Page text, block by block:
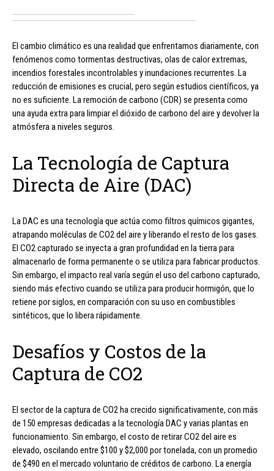
El cambio climático es una realidad que enfrentamos diariamente, con
fenómenos como tormentas destructivas, olas de calor extremas,
incendios forestales incontrolables y inundaciones recurrentes. La
reducción de emisiones es crucial, pero según estudios científicos, ya
no es suficiente. La remoción de carbono (CDR) se presenta como
una ayuda extra para limpiar el dióxido de carbono del aire y devolver la
atmósfera a niveles seguros.
La Tecnología de Captura
Directa de Aire (DAC)
La DAC es una tecnología que actúa como filtros químicos gigantes,
atrapando moléculas de CO2 del aire y liberando el resto de los gases.
El CO2 capturado se inyecta a gran profundidad en la tierra para
almacenarlo de forma permanente o se utiliza para fabricar productos.
Sin embargo, el impacto real varía según el uso del carbono capturado,
siendo más efectivo cuando se utiliza para producir hormigón, que lo
retiene por siglos, en comparación con su uso en combustibles
sintéticos, que lo libera rápidamente.
Desafíos y Costos de la
Captura de CO2
El sector de la captura de CO2 ha crecido significativamente, con más
de 150 empresas dedicadas a la tecnología DAC y varias plantas en
funcionamiento. Sin embargo, el costo de retirar CO2 del aire es
elevado, oscilando entre $100 y $2,000 por tonelada, con un promedio
de $490 en el mercado voluntario de créditos de carbono. La energía